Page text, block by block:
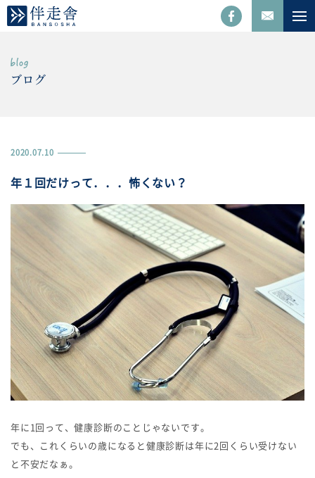
ブログ
2020.07.10
年１回だけって．．．怖くない？
年に1回って、健康診断のことじゃないです。
でも、これくらいの歳になると健康診断は年に2回くらい受けない
と不安だなぁ。